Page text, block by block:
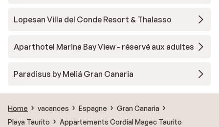
Lopesan Villa del Conde Resort & Thalasso
Aparthotel Marina Bay View - réservé aux adultes
Paradisus by Meliá Gran Canaria
Home vacances Espagne
Gran Canaria
Playa Taurito
Appartements Cordial Magec Taurito